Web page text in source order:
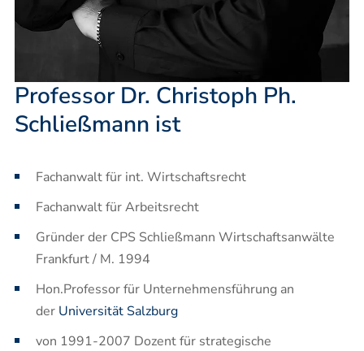
Professor Dr. Christoph Ph.
Schließmann ist
Fachanwalt für int. Wirtschaftsrecht
Fachanwalt für Arbeitsrecht
Gründer der CPS Schließmann Wirtschaftsanwälte
Frankfurt / M. 1994
Hon.Professor für Unternehmensführung an
der Universität Salzburg
von 1991-2007 Dozent für strategische